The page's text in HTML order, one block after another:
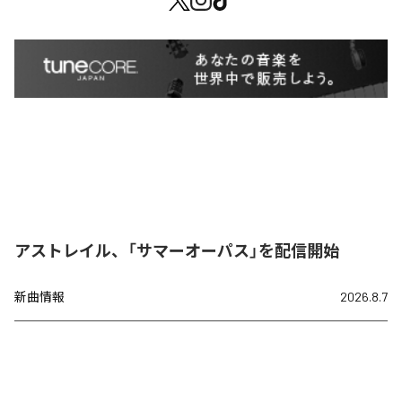
アストレイル、「サマーオーパス」を配信開始
新曲情報 2026.8.7